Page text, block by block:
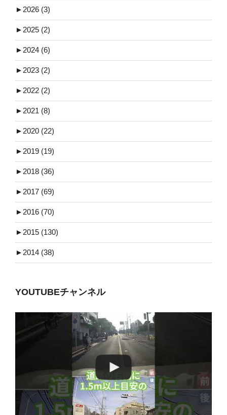
► 2026 (3)
► 2025 (2)
► 2024 (6)
► 2023 (2)
► 2022 (2)
► 2021 (8)
► 2020 (22)
► 2019 (19)
► 2018 (36)
► 2017 (69)
► 2016 (70)
► 2015 (130)
► 2014 (38)
YOUTUBEチャンネル